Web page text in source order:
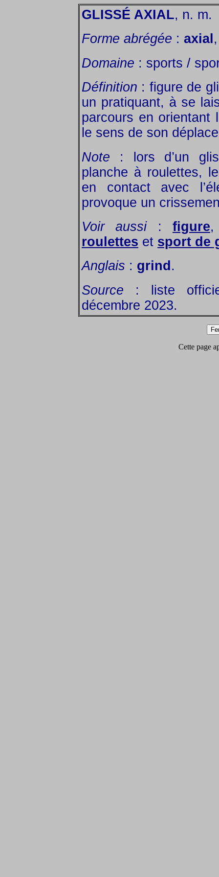
GLISSÉ AXIAL, n. m.
Forme abrégée : axial
Domaine : sports /
Définition : figure de
un pratiquant, à se
parcours en orientant
le sens de son
Note : lors d’un
planche à roulettes,
en contact avec
provoque un
Voir aussi: figure
roulettes et sport de
Anglais : grind .
Source : liste
décembre 2023.
Cette page